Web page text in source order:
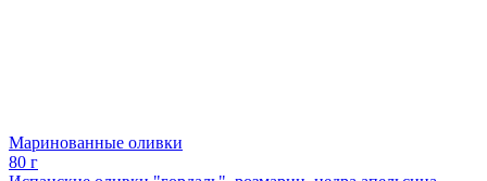
Маринованные оливки
80 г